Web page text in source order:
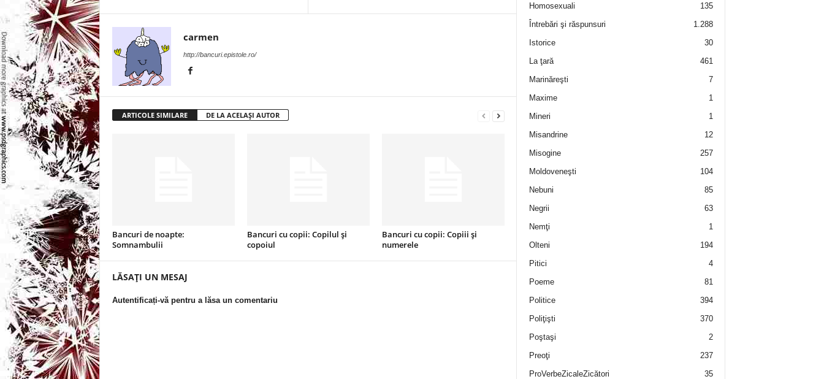
i
–
C
l
a
carmen
http://bancuri.epistole.ro/
ARTICOLE SIMILARE DE LA ACELAȘI AUTOR
Bancuri de noapte:
Somnambulii
Bancuri cu copii: Copilul și
copoiul
Bancuri cu copii: Copiii și
numerele
LĂSAȚI UN MESAJ
Autentificați-vă pentru a lăsa un comentariu
Homosexuali
135
Întrebări şi răspunsuri
1.288
Istorice
30
La ţară
461
Marinăreşti
7
Maxime
1
Mineri
1
Misandrine
12
Misogine
257
Moldoveneşti
104
Nebuni
85
Negrii
63
Nemţi
1
Olteni
194
Pitici
4
Poeme
81
Politice
394
Poliţişti
370
Poştaşi
2
Preoţi
237
ProVerbeZicaleZicători
35